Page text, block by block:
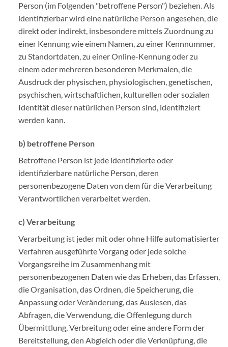
Person (im Folgenden "betroffene Person") beziehen. Als
identifizierbar wird eine natürliche Person angesehen, die
direkt oder indirekt, insbesondere mittels Zuordnung zu
einer Kennung wie einem Namen, zu einer Kennnummer,
zu Standortdaten, zu einer Online-Kennung oder zu
einem oder mehreren besonderen Merkmalen, die
Ausdruck der physischen, physiologischen, genetischen,
psychischen, wirtschaftlichen, kulturellen oder sozialen
Identität dieser natürlichen Person sind, identifiziert
werden kann.
b) betroffene Person
Betroffene Person ist jede identifizierte oder
identifizierbare natürliche Person, deren
personenbezogene Daten von dem für die Verarbeitung
Verantwortlichen verarbeitet werden.
c) Verarbeitung
Verarbeitung ist jeder mit oder ohne Hilfe automatisierter
Verfahren ausgeführte Vorgang oder jede solche
Vorgangsreihe im Zusammenhang mit
personenbezogenen Daten wie das Erheben, das Erfassen,
die Organisation, das Ordnen, die Speicherung, die
Anpassung oder Veränderung, das Auslesen, das
Abfragen, die Verwendung, die Offenlegung durch
Übermittlung, Verbreitung oder eine andere Form der
Bereitstellung, den Abgleich oder die Verknüpfung, die